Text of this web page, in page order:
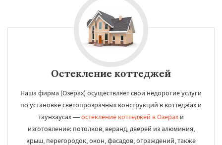
Остекление коттеджей
Наша фирма (Озерах) осуществляет свои недорогие услуги
по установке светопрозрачных конструкций в коттеджах и
таунхаусах —остекление коттеджей в Озерах и
изготовление: потолков, веранд, дверей из алюминия,
крыш, перегородок, окон, фасадов, ограждений, также